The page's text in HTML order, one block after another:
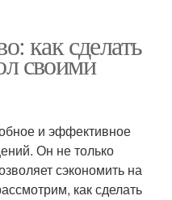
как сделать
своими
и эффективное
Он не только
сэкономить на
как сделать